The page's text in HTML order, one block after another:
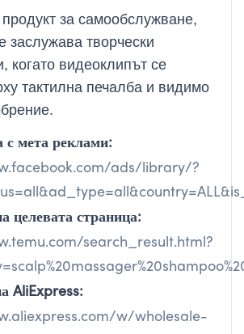
за самообслужване,
заслужава творчески
когато видеоклипът се
тактилна печалба и видимо
с мета реклами:
ads/library/?
целевата страница:
search_result.html?
AliExpress:
w/wholesale-